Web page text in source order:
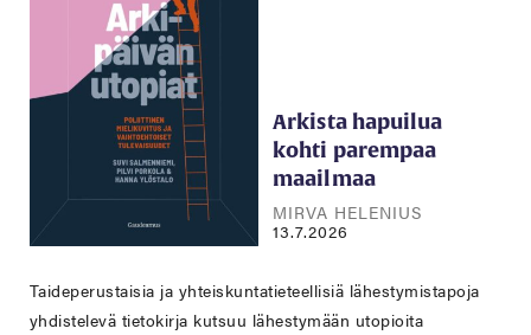
Arkista hapuilua
kohti parempaa
maailmaa
MIRVA HELENIUS
13.7.2026
Taideperustaisia ja yhteiskuntatieteellisiä lähestymistapoja
yhdistelevä tietokirja kutsuu lähestymään utopioita